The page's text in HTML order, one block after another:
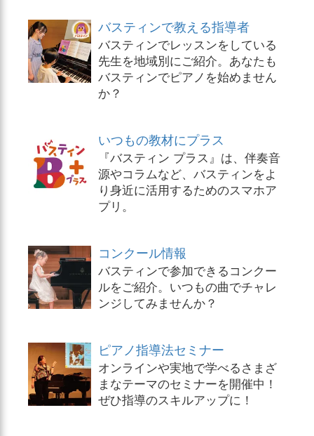
バスティンで教える指導者
バスティンでレッスンをしている
先生を地域別にご紹介。あなたも
バスティンでピアノを始めません
か？
いつもの教材にプラス
『バスティン プラス』は、伴奏音
源やコラムなど、バスティンをよ
り身近に活用するためのスマホア
プリ。
コンクール情報
バスティンで参加できるコンクー
ルをご紹介。いつもの曲でチャレ
ンジしてみませんか？
ピアノ指導法セミナー
オンラインや実地で学べるさまざ
まなテーマのセミナーを開催中！
ぜひ指導のスキルアップに！